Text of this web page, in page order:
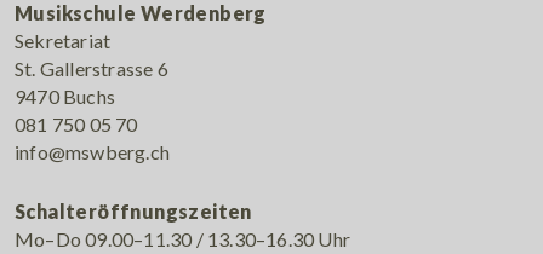
Musikschule Werdenberg
Sekretariat
St. Gallerstrasse 6
9470 Buchs
081 750 05 70
info@mswberg.ch
Schalteröffnungszeiten
Mo–Do 09.00–11.30 / 13.30–16.30 Uhr